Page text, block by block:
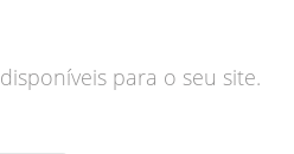
para o seu site.